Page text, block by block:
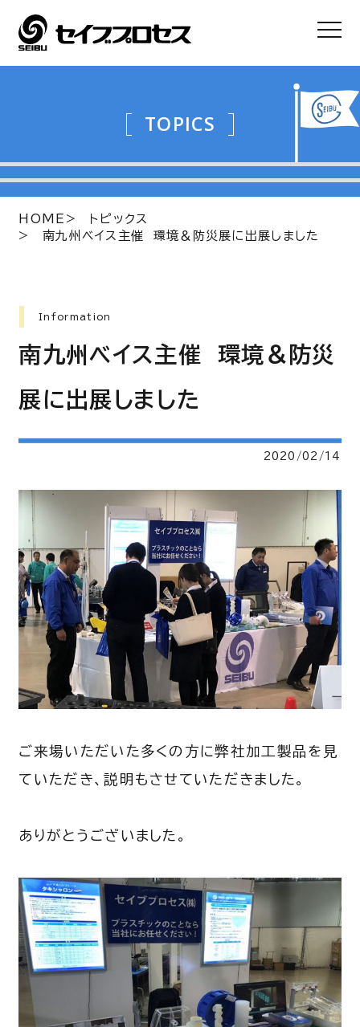
TOPICS
HOME
トピックス
南九州ベイス主催 環境＆防災展に出展しました
Information
南九州ベイス主催 環境＆防災
展に出展しました
2020/02/14
ご来場いただいた多くの方に弊社加工製品を見
ていただき、説明もさせていただきました。
ありがとうございました。